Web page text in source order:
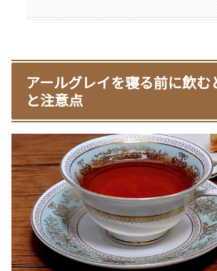
アールグレイを寝る前に飲む
と注意点